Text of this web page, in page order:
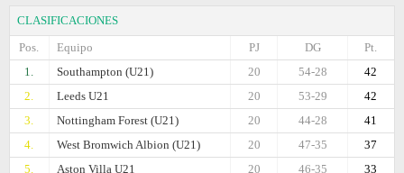
CLASIFICACIONES
Pos.
Equipo Pt.
DG
PJ
1.
Southampton (U21) 42
54-28
20
2.
Leeds U21 42
53-29
20
3.
Nottingham Forest (U21) 41
44-28
20
4.
West Bromwich Albion (U21) 37
47-35
20
5.
Aston Villa U21 33
46-35
20